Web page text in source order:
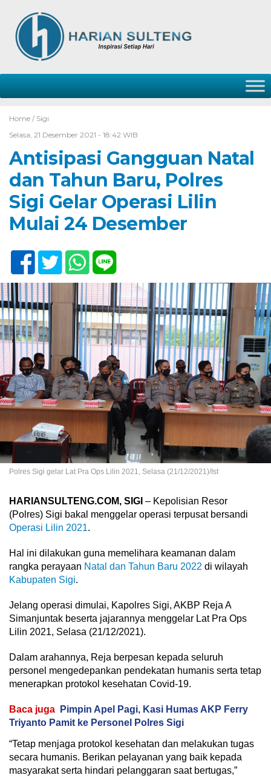
Home / Sigi
Selasa, 21 Desember 2021 - 18:42 WIB
Antisipasi Gangguan Natal
dan Tahun Baru, Polres
Sigi Gelar Operasi Lilin
Mulai 24 Desember
Polres Sigi gelar Lat Pra Ops Lilin 2021, Selasa (21/12/2021)/Ist
HARIANSULTENG.COM, SIGI – Kepolisian Resor
(Polres) Sigi bakal menggelar operasi terpusat bersandi
Operasi Lilin 2021.
Hal ini dilakukan guna memelihara keamanan dalam
rangka perayaan Natal dan Tahun Baru 2022 di wilayah
Kabupaten Sigi.
Jelang operasi dimulai, Kapolres Sigi, AKBP Reja A
Simanjuntak beserta jajarannya menggelar Lat Pra Ops
Lilin 2021, Selasa (21/12/2021).
Dalam arahannya, Reja berpesan kepada seluruh
personel mengedepankan pendekatan humanis serta tetap
menerapkan protokol kesehatan Covid-19.
Baca juga
Pimpin Apel Pagi, Kasi Humas AKP Ferry
Triyanto Pamit ke Personel Polres Sigi
“Tetap menjaga protokol kesehatan dan melakukan tugas
secara humanis. Berikan pelayanan yang baik kepada
masyarakat serta hindari pelanggaran saat bertugas,”